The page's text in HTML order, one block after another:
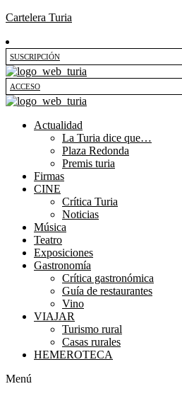
Cartelera Turia
SUSCRIPCIÓN
ACCESO
Actualidad
La Turia dice que…
Plaza Redonda
Premis turia
Firmas
CINE
Crítica Turia
Noticias
Música
Teatro
Exposiciones
Gastronomía
Crítica gastronómica
Guía de restaurantes
Vino
VIAJAR
Turismo rural
Casas rurales
HEMEROTECA
Menú